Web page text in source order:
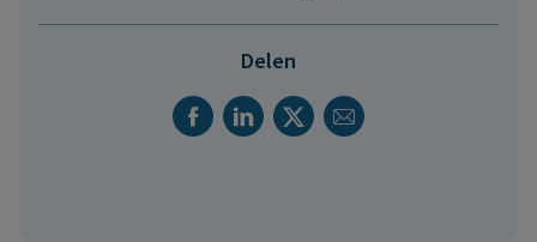
Delen
Deel dit
Facebook
Linkedin
TwitterE-mail